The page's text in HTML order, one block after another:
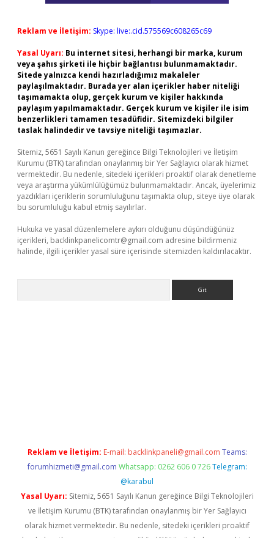
Reklam ve İletişim: Skype: live:.cid.575569c608265c69
Yasal Uyarı: Bu internet sitesi, herhangi bir marka, kurum
veya şahıs şirketi ile hiçbir bağlantısı bulunmamaktadır.
Sitede yalnızca kendi hazırladığımız makaleler
paylaşılmaktadır. Burada yer alan içerikler haber niteliği
taşımamakta olup, gerçek kurum ve kişiler hakkında
paylaşım yapılmamaktadır. Gerçek kurum ve kişiler ile isim
benzerlikleri tamamen tesadüfidir. Sitemizdeki bilgiler
taslak halindedir ve tavsiye niteliği taşımazlar.
Sitemiz, 5651 Sayılı Kanun gereğince Bilgi Teknolojileri ve İletişim
Kurumu (BTK) tarafından onaylanmış bir Yer Sağlayıcı olarak hizmet
vermektedir. Bu nedenle, sitedeki içerikleri proaktif olarak denetleme
veya araştırma yükümlülüğümüz bulunmamaktadır. Ancak, üyelerimiz
yazdıkları içeriklerin sorumluluğunu taşımakta olup, siteye üye olarak
bu sorumluluğu kabul etmiş sayılırlar.
Hukuka ve yasal düzenlemelere aykırı olduğunu düşündüğünüz
içerikleri, backlinkpanelicomtr@gmail.com adresine bildirmeniz
halinde, ilgili içerikler yasal süre içerisinde sitemizden kaldırılacaktır.
Reklam ve İletişim: E-mail: backlinkpaneli@gmail.com Teams:
forumhizmeti@gmail.com Whatsapp: 0262 606 0 726 Telegram:
@karabul
Yasal Uyarı: Sitemiz, 5651 Sayılı Kanun gereğince Bilgi Teknolojileri
ve İletişim Kurumu (BTK) tarafından onaylanmış bir Yer Sağlayıcı
olarak hizmet vermektedir. Bu nedenle, sitedeki içerikleri proaktif